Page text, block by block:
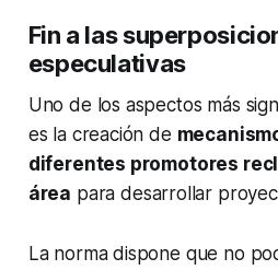
Fin a las
especulativas
Uno de los aspectos más
es la creación de
diferentes promotores
área para desarrollar
La norma dispone que no